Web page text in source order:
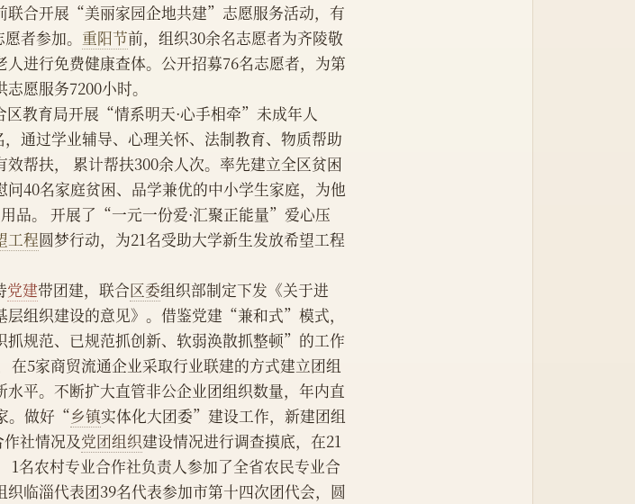
联合开展“美丽家园企地共建”志愿服务活动，有
者参加。 重阳节前，组织30余名志愿者为齐陵敬
进行免费健康查体。公开招募76名志愿者，为第
愿服务7200小时。
合区教育局开展“情系明天·心手相牵”未成年人
通过学业辅导、心理关怀、法制教育、物质帮助
帮扶， 累计帮扶300余人次。率先建立全区贫困
40名家庭贫困、品学兼优的中小学生家庭，为他
品。 开展了“一元一份爱·汇聚正能量”爱心压
工程圆梦行动，为21名受助大学新生发放希望工程
党建带团建，联合区委组织部制定下发《关于进
层组织建设的意见》。借鉴党建“兼和式”模式，
规范、已规范抓创新、软弱涣散抓整顿”的工作
在5家商贸流通企业采取行业联建的方式建立团组
平。不断扩大直管非公企业团组织数量，年内直
。做好“乡镇实体化大团委”建设工作，新建团组
社情况及党团组织建设情况进行调查摸底，在21
1名农村专业合作社负责人参加了全省农民专业合
临淄代表团39名代表参加市第十四次团代会，圆